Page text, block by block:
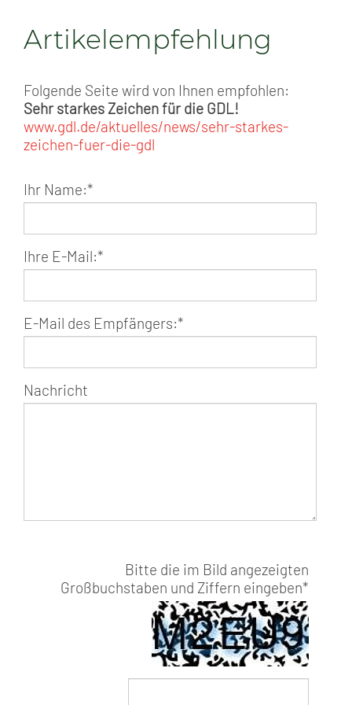
Artikelempfehlung
Folgende Seite wird von Ihnen empfohlen:
Sehr starkes Zeichen für die GDL!
www.gdl.de/aktuelles/news/sehr-starkes-
zeichen-fuer-die-gdl
Ihr Name:*
Ihre E-Mail:*
E-Mail des Empfängers:*
Nachricht
Bitte die im Bild angezeigten
Großbuchstaben und Ziffern eingeben*